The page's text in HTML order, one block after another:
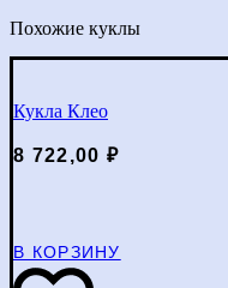
Похожие куклы
Кукла Клео
8 722,00 ₽
В КОРЗИНУ